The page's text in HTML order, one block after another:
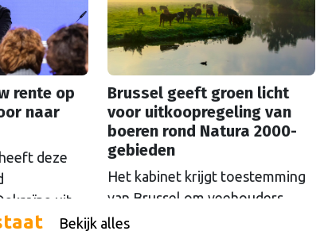
rente op
naar
deze
uit
bevroren
Brussel geeft groen licht
voor uitkoopregeling van
boeren rond Natura 2000-
gebieden
Het kabinet krijgt toestemming
van Brussel om veehouders
rondom Natura 2000-gebieden
Bekijk alles